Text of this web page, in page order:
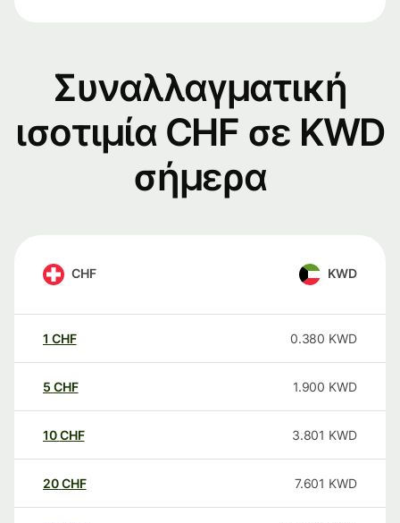
Συναλλαγματική
ισοτιμία CHF σε KWD
σήμερα
CHF KWD
1 CHF 0.380 KWD
5 CHF 1.900 KWD
10CHF 3.801 KWD
20CHF 7.601 KWD